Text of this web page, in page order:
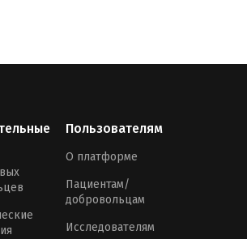
Пользователям
О платформе
Пациентам/
добровольцам
Исследователям